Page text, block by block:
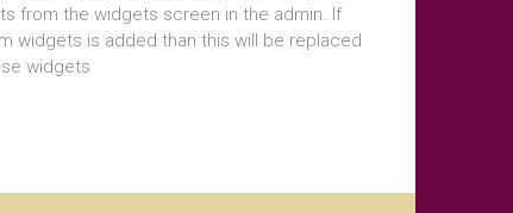
from the widgets screen in the admin. If
widgets is added than this will be replaced
widgets